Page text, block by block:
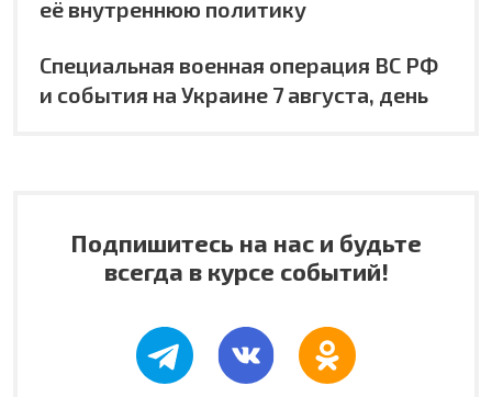
её внутреннюю политику
Специальная военная операция ВС РФ
и события на Украине 7 августа, день
Подпишитесь на нас и будьте
всегда в курсе событий!